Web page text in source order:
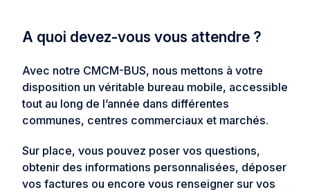
A quoi devez-vous vous attendre ?
Avec notre CMCM-BUS, nous mettons à votre
disposition un véritable bureau mobile, accessible
tout au long de l’année dans différentes
communes, centres commerciaux et marchés.
Sur place, vous pouvez poser vos questions,
obtenir des informations personnalisées, déposer
vos factures ou encore vous renseigner sur vos